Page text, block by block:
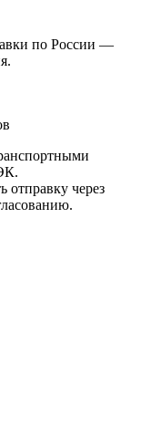
по России —
отправку через